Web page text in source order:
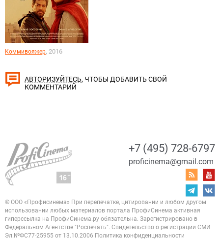
Коммивояжер, 2016
АВТОРИЗУЙТЕСЬ, ЧТОБЫ ДОБАВИТЬ СВОЙ
КОММЕНТАРИЙ
+7 (495) 728-6797
proficinema@gmail.com
© ООО «Профисинема» При перепечатке, цитировании и любом другом
использовании любых материалов портала ПрофиСинема активная
гиперссылка на ПрофиСинема.ру обязательна. Зарегистрировано в
Федеральном Агентстве "Роспечать". Свидетельство о регистрации СМИ
Эл.№ФС77-25955 от 13.10.2006 Политика конфиденциальности